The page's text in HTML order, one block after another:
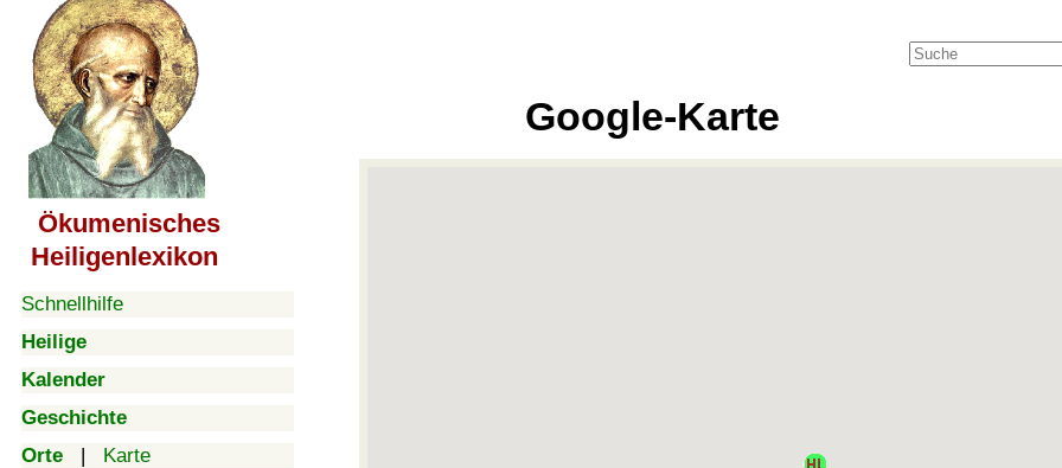
Ökumenisches
Heiligenlexikon
Schnellhilfe
Heilige
Kalender
Geschichte
Orte | Karte
Google-Karte